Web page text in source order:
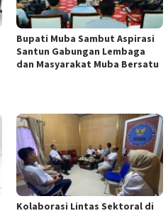
Bupati Muba Sambut Aspirasi
Santun Gabungan Lembaga
dan Masyarakat Muba Bersatu
Kolaborasi Lintas Sektoral di